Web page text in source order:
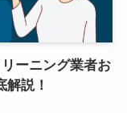
ーニング業者お
説！